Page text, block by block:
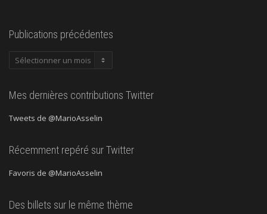
Publications précédentes
Publications
Mes dernières contributions Twitter
Tweets de @MarioAsselin
Récemment repéré sur Twitter
Favoris de @MarioAsselin
Des billets sur le même thème